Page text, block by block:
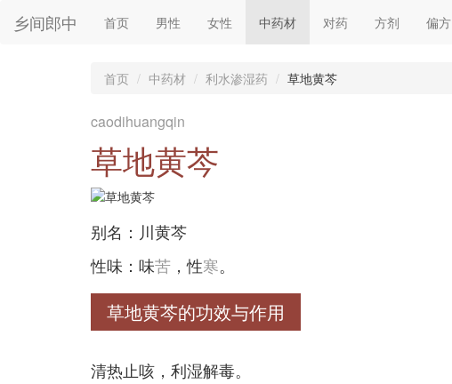
乡间郎中 首页 男性 女性 中药材 对药 方剂 偏方
首页 中药材 利水渗湿药 草地黄芩
caodihuangqin
草地黄芩
别名：川黄芩
性味：味苦 ，性寒。
草地黄芩的功效与作用
清热止咳，利湿解毒。